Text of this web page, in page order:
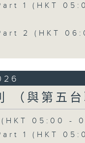
1 (HKT
2 (HKT
（與第五台
05:00 -
1 (HKT